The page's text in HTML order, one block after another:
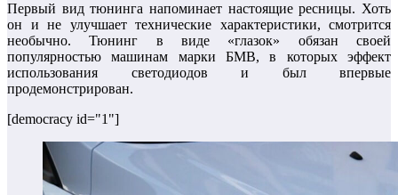
Первый вид тюнинга напоминает настоящие ресницы. Хоть
он и не улучшает технические характеристики, смотрится
необычно. Тюнинг в виде «глазок» обязан своей
популярностью машинам марки БМВ, в которых эффект
использования светодиодов и был впервые
продемонстрирован.
[democracy id="1"]